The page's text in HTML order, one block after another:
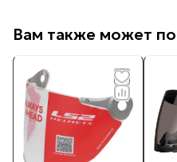
Вам также может